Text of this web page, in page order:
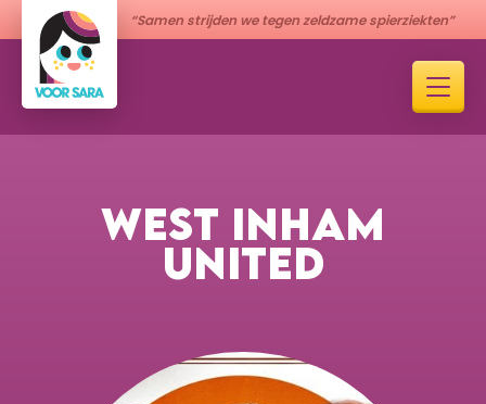
“Samen strijden we tegen zeldzame spierziekten”
WEST INHAM
UNITED